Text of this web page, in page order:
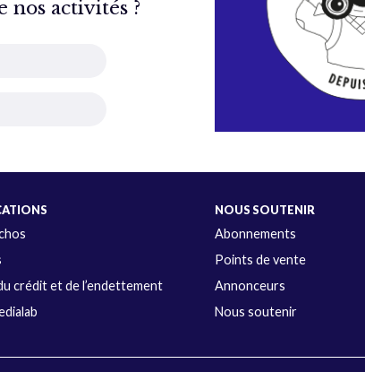
nos activités ?
crédit et de l’endettement
NOUS SOUTENIR
Abonnements
Points de vente
Annonceurs
Nous soutenir